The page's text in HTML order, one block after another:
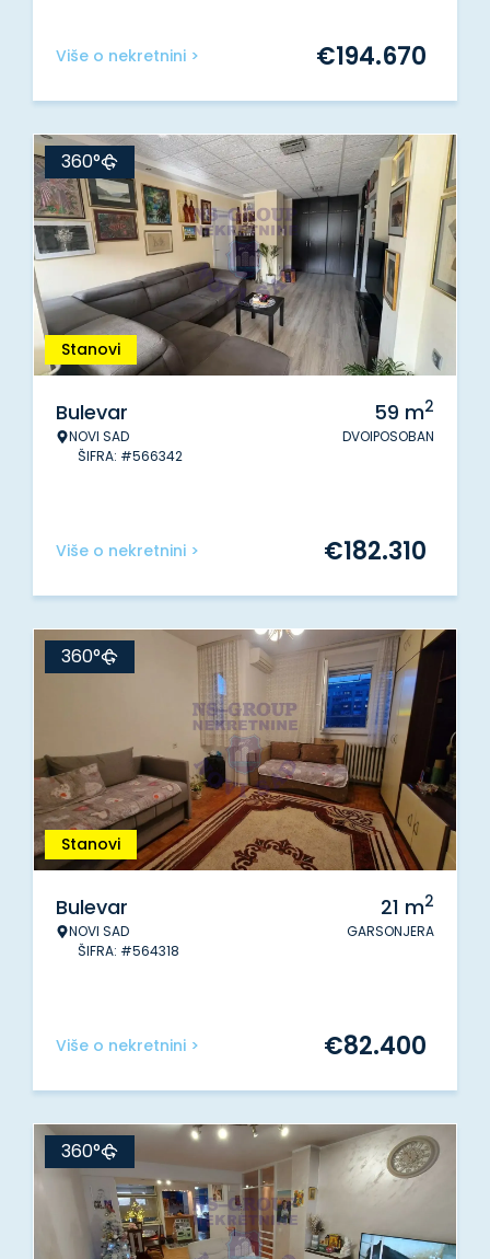
Više o nekretnini > €194.670
Stanovi
360°
Bulevar
NOVI SAD
ŠIFRA: #566342
59 m2
DVOIPOSOBAN
Više o nekretnini > €182.310
Stanovi
360°
Bulevar
NOVI SAD
ŠIFRA: #564318
21 m2
GARSONJERA
Više o nekretnini > €82.400
360°